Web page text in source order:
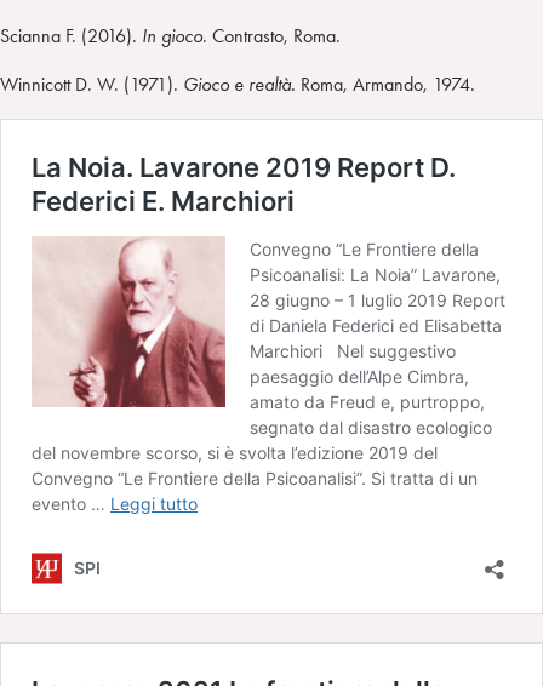
Scianna F. (2016). In gioco. Contrasto, Roma.
Winnicott D. W. (1971). Gioco e realtà. Roma, Armando, 1974.